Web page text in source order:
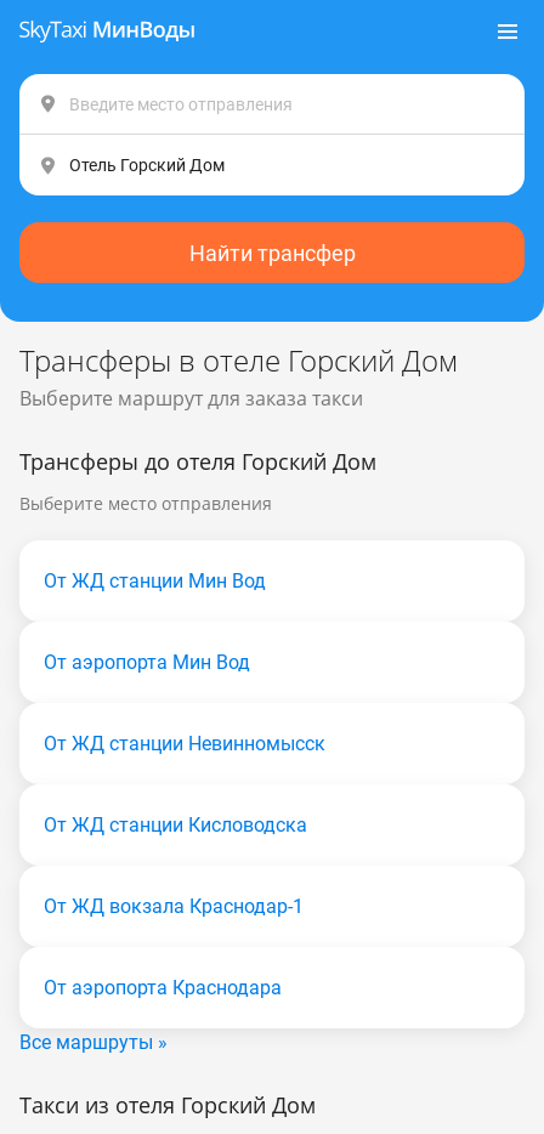
Найти трансфер
Трансферы в отеле Горский Дом
Выберите маршрут для заказа такси
Трансферы до отеля Горский Дом
Выберите место отправления
От ЖД станции Мин Вод
От аэропорта Мин Вод
От ЖД станции Невинномысск
От ЖД станции Кисловодска
От ЖД вокзала Краснодар-1
От аэропорта Краснодара
Все маршруты »
Такси из отеля Горский Дом